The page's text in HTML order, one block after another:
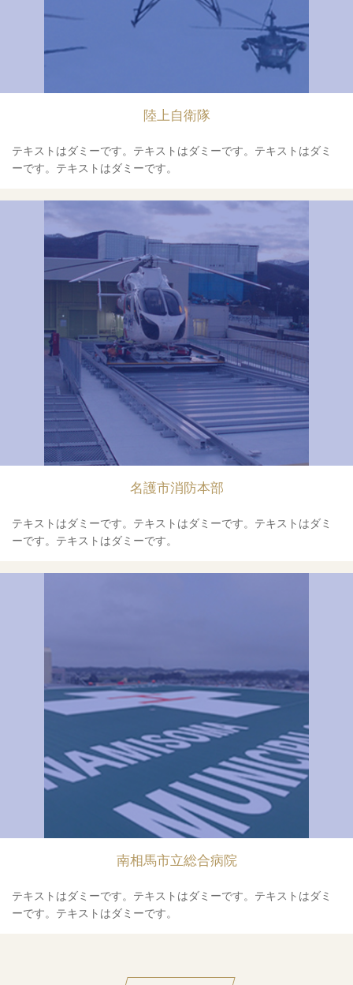
陸上自衛隊
テキストはダミーです。テキストはダミーです。テキストはダミ
ーです。テキストはダミーです。
名護市消防本部
テキストはダミーです。テキストはダミーです。テキストはダミ
ーです。テキストはダミーです。
南相馬市立総合病院
テキストはダミーです。テキストはダミーです。テキストはダミ
ーです。テキストはダミーです。